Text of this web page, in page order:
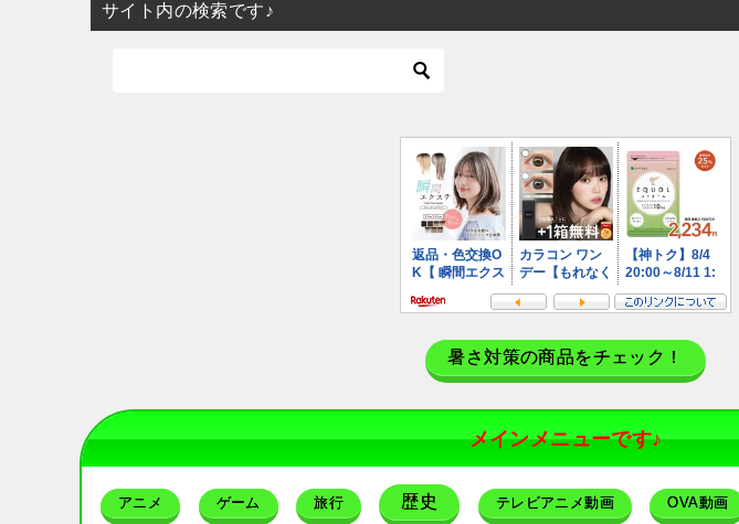
サイト内の検索です♪
暑さ対策の商品をチェック！
メインメニューです♪
アニメ ゲーム 旅行 歴史 テレビアニメ動画 OVA動画